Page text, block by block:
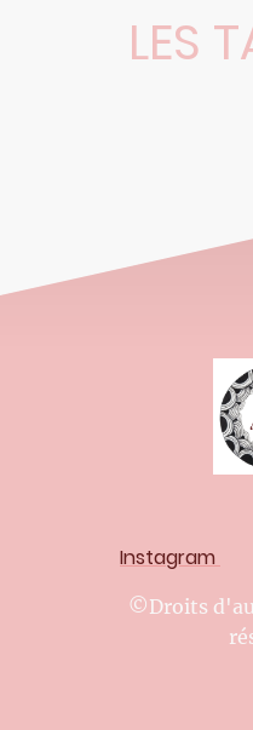
LES
Instagram
©Droits